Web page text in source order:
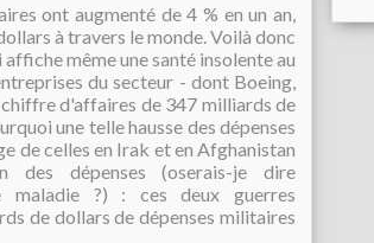
ont augmenté de 4 % en un an,
à travers le monde. Voilà donc
même une santé insolente au
du secteur - dont Boeing,
d'affaires de 347 milliards de
une telle hausse des dépenses
de celles en Irak et en Afghanistan
dépenses (oserais-je dire
maladie ?) : ces deux guerres
de dollars de dépenses militaires